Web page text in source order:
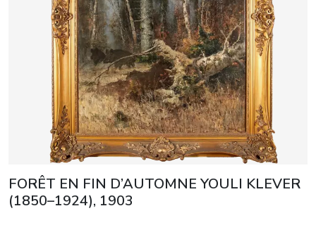
FORÊT EN FIN D’AUTOMNE YOULI KLEVER
(1850–1924), 1903